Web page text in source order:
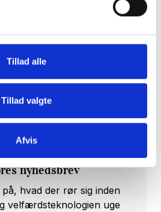
Tillad alle
Tillad valgte
Afvis
nyhedsbrev
hvad der rør sig inden
velfærdsteknologien uge